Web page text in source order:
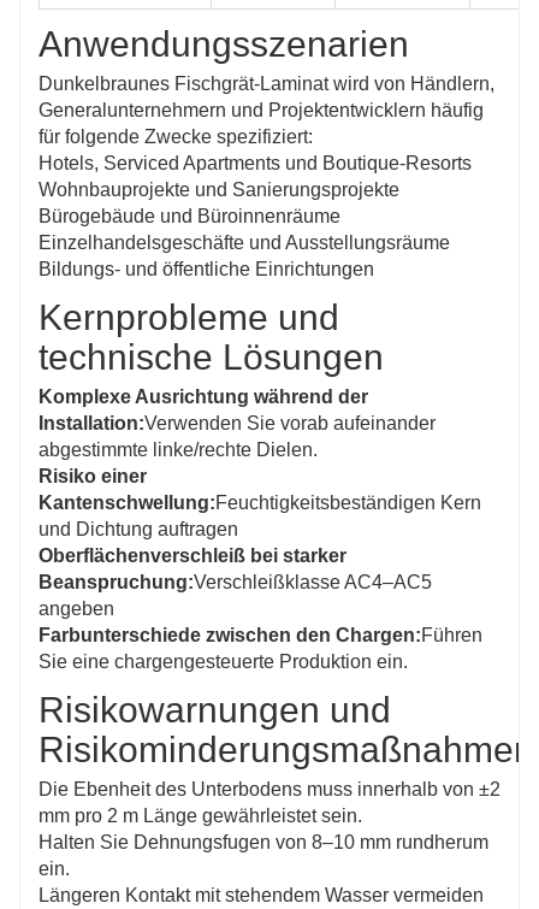
Anwendungsszenarien
Dunkelbraunes Fischgrät-Laminat wird von Händlern,
Generalunternehmern und Projektentwicklern häufig
für folgende Zwecke spezifiziert:
Hotels, Serviced Apartments und Boutique-Resorts
Wohnbauprojekte und Sanierungsprojekte
Bürogebäude und Büroinnenräume
Einzelhandelsgeschäfte und Ausstellungsräume
Bildungs- und öffentliche Einrichtungen
Kernprobleme und
technische Lösungen
Komplexe Ausrichtung während der
Installation:Verwenden Sie vorab aufeinander
abgestimmte linke/rechte Dielen.
Risiko einer
Kantenschwellung:Feuchtigkeitsbeständigen Kern
und Dichtung auftragen
Oberflächenverschleiß bei starker
Beanspruchung:Verschleißklasse AC4–AC5
angeben
Farbunterschiede zwischen den Chargen:Führen
Sie eine chargengesteuerte Produktion ein.
Risikowarnungen und
Risikominderungsmaßnahmen
Die Ebenheit des Unterbodens muss innerhalb von ±2
mm pro 2 m Länge gewährleistet sein.
Halten Sie Dehnungsfugen von 8–10 mm rundherum
ein.
Längeren Kontakt mit stehendem Wasser vermeiden